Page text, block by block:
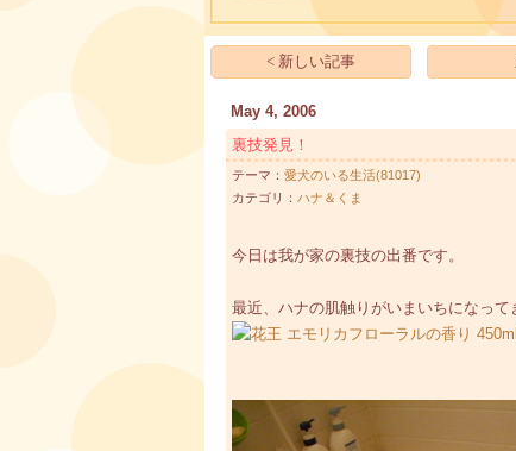
< 新しい記事
May 4, 2006
裏技発見！
テーマ：愛犬のいる生活(81017)
カテゴリ：ハナ＆くま
今日は我が家の裏技の出番です。
最近、ハナの肌触りがいまいちになって